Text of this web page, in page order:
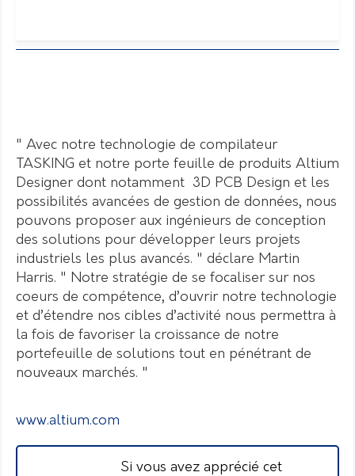
" Avec notre technologie de compilateur
TASKING et notre porte feuille de produits Altium
Designer dont notamment 3D PCB Design et les
possibilités avancées de gestion de données, nous
pouvons proposer aux ingénieurs de conception
des solutions pour développer leurs projets
industriels les plus avancés. " déclare Martin
Harris. " Notre stratégie de se focaliser sur nos
coeurs de compétence, d’ouvrir notre technologie
et d’étendre nos cibles d’activité nous permettra à
la fois de favoriser la croissance de notre
portefeuille de solutions tout en pénétrant de
nouveaux marchés. "
www.altium.com
Si vous avez apprécié cet